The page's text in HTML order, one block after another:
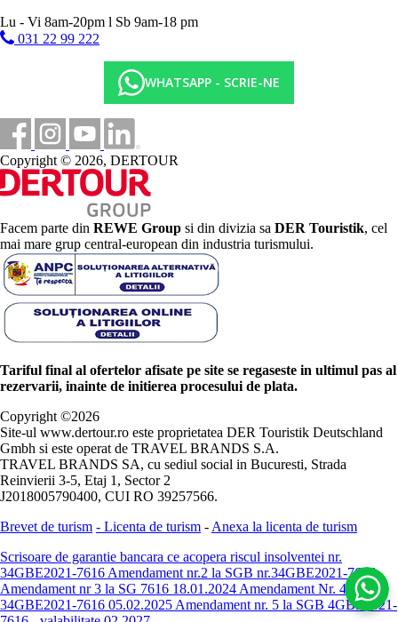
Lu - Vi 8am-20pm l Sb 9am-18 pm
031 22 99 222
WHATSAPP - SCRIE-NE
Copyright © 2026, DERTOUR
Facem parte din REWE Group si din divizia sa DER Touristik, cel
mai mare grup central-european din industria turismului.
Tariful final al ofertelor afisate pe site se regaseste in ultimul pas al
rezervarii, inainte de initierea procesului de plata.
Copyright ©2026
Site-ul www.dertour.ro este proprietatea DER Touristik Deutschland
Gmbh si este operat de TRAVEL BRANDS S.A.
TRAVEL BRANDS SA, cu sediul social in Bucuresti, Strada
Reinvierii 3-5, Etaj 1, Sector 2
J2018005790400, CUI RO 39257566.
Brevet de turism - Licenta de turism - Anexa la licenta de turism
Scrisoare de garantie bancara ce acopera riscul insolventei nr.
34GBE2021-7616 Amendament nr.2 la SGB nr.34GBE2021-7616
Amendament nr 3 la SG 7616 18.01.2024 Amendament Nr. 4 -
34GBE2021-7616 05.02.2025 Amendament nr. 5 la SGB 4GBE2021-